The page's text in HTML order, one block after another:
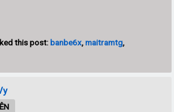
this post: banbe6x,maitramtg,